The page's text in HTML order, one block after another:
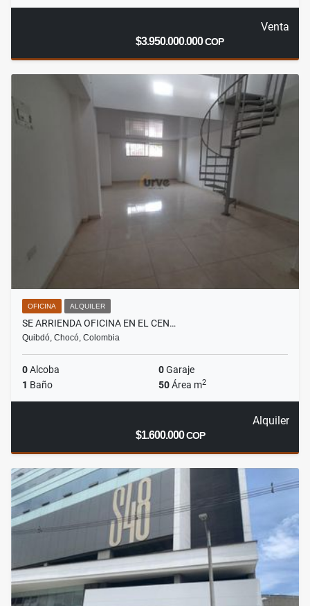
Venta
$3.950.000.000COP
OFICINA ALQUILER
SE ARRIENDA OFICINA EN EL CEN…
Quibdó, Chocó, Colombia
0Alcoba 0Garaje
1 Baño 50Área m2
Alquiler
$1.600.000COP